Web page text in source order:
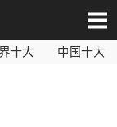
十大
中国十大